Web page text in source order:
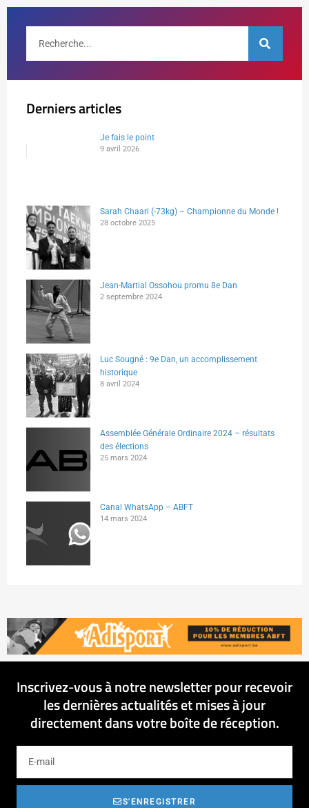
Derniers articles
Je fais le point
9 avril 2026
Sarah Chaari (-73kg) – Championne du Monde !
28 octobre 2025
Jean-Martial Ossohou promu 8e Dan
2 septembre 2024
Luc Sougné : 9e Dan, un accomplissement
historique
8 avril 2024
Assemblée Générale Ordinaire 2024 – résultats
des élections
25 mars 2024
Canal WhatsApp – ABFT
14 mars 2024
Inscrivez-vous à notre newsletter pour recevoir
les dernières actualités et mises à jour
directement dans votre boîte de réception.
S'ENREGISTRER